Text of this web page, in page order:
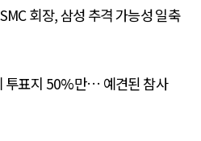
회장, 삼성 추격 가능성 일축
투표지 50%만… 예견된 참사